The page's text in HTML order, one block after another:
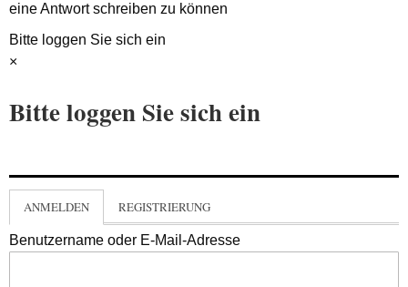
eine Antwort schreiben zu können
Bitte loggen Sie sich ein
×
Bitte loggen Sie sich ein
ANMELDEN REGISTRIERUNG
Benutzername oder E-Mail-Adresse